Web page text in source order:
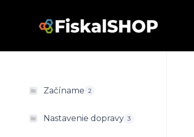
Začíname 2
Nastavenie dopravy 3